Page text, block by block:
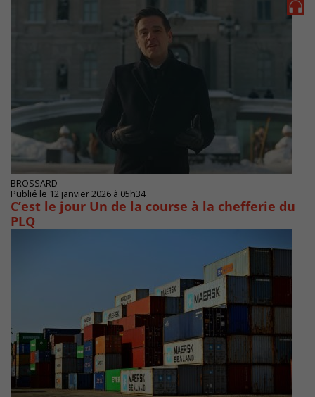
BROSSARD
Publié le 12 janvier 2026 à 05h34
C’est le jour Un de la course à la chefferie du
PLQ